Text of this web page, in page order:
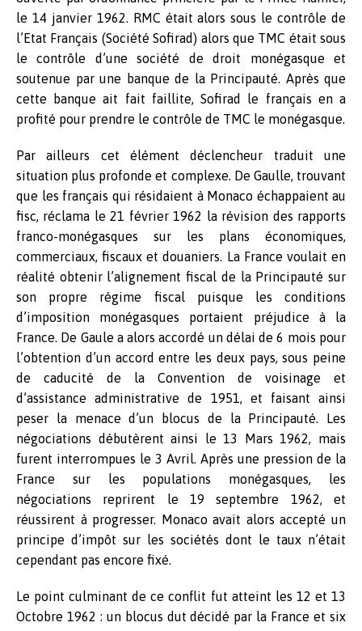
le 14 janvier 1962. RMC était alors sous le contrôle de
l’Etat Français (Société Sofirad) alors que TMC était sous
le contrôle d’une société de droit monégasque et
soutenue par une banque de la Principauté. Après que
cette banque ait fait faillite, Sofirad le français en a
profité pour prendre le contrôle de TMC le monégasque.
Par ailleurs cet élément déclencheur traduit une
situation plus profonde et complexe. De Gaulle, trouvant
que les français qui résidaient à Monaco échappaient au
fisc, réclama le 21 février 1962 la révision des rapports
franco-monégasques sur les plans économiques,
commerciaux, fiscaux et douaniers. La France voulait en
réalité obtenir l’alignement fiscal de la Principauté sur
son propre régime fiscal puisque les conditions
d’imposition monégasques portaient préjudice à la
France. De Gaule a alors accordé un délai de 6 mois pour
l’obtention d’un accord entre les deux pays, sous peine
de caducité de la Convention de voisinage et
d’assistance administrative de 1951, et faisant ainsi
peser la menace d’un blocus de la Principauté. Les
négociations débutèrent ainsi le 13 Mars 1962, mais
furent interrompues le 3 Avril. Après une pression de la
France sur les populations monégasques, les
négociations reprirent le 19 septembre 1962, et
réussirent à progresser. Monaco avait alors accepté un
principe d’impôt sur les sociétés dont le taux n’était
cependant pas encore fixé.
Le point culminant de ce conflit fut atteint les 12 et 13
Octobre 1962 : un blocus dut décidé par la France et six